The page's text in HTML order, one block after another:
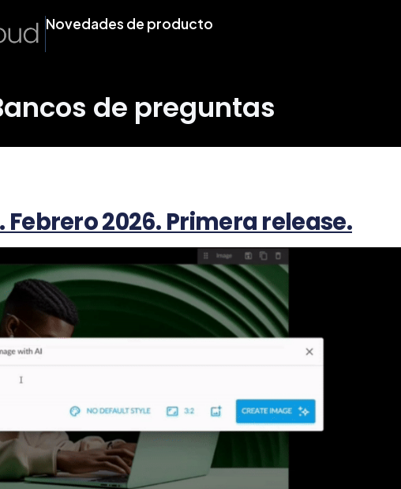
Novedades de producto
de preguntas
Febrero 2026. Primera release.